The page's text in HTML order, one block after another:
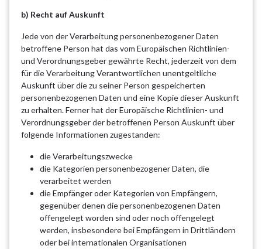
b) Recht auf Auskunft
Jede von der Verarbeitung personenbezogener Daten
betroffene Person hat das vom Europäischen Richtlinien-
und Verordnungsgeber gewährte Recht, jederzeit von dem
für die Verarbeitung Verantwortlichen unentgeltliche
Auskunft über die zu seiner Person gespeicherten
personenbezogenen Daten und eine Kopie dieser Auskunft
zu erhalten. Ferner hat der Europäische Richtlinien- und
Verordnungsgeber der betroffenen Person Auskunft über
folgende Informationen zugestanden:
die Verarbeitungszwecke
die Kategorien personenbezogener Daten, die
verarbeitet werden
die Empfänger oder Kategorien von Empfängern,
gegenüber denen die personenbezogenen Daten
offengelegt worden sind oder noch offengelegt
werden, insbesondere bei Empfängern in Drittländern
oder bei internationalen Organisationen